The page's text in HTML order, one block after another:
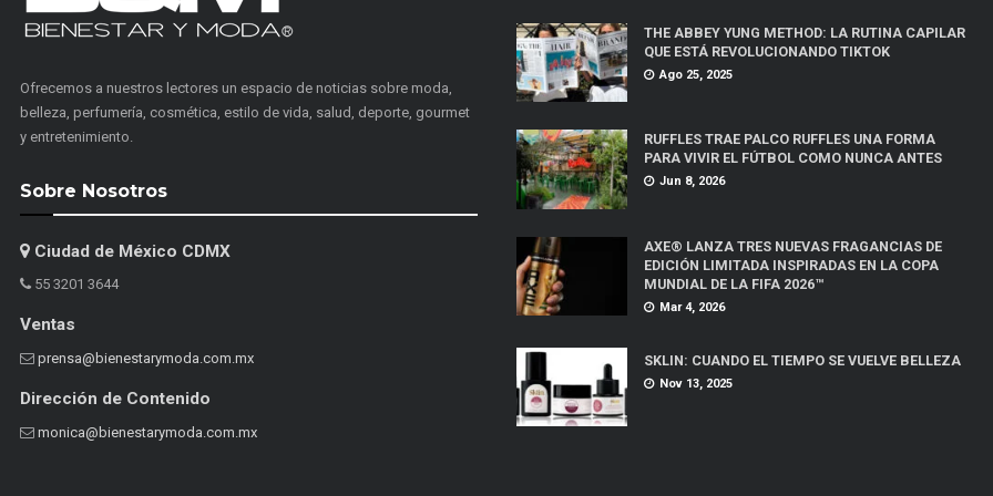
Ofrecemos a nuestros lectores un espacio de noticias sobre moda,
belleza, perfumería, cosmética, estilo de vida, salud, deporte, gourmet
y entretenimiento.
Sobre Nosotros
Ciudad de México CDMX
55 3201 3644
Ventas
prensa@bienestarymoda.com.mx
Dirección de Contenido
monica@bienestarymoda.com.mx
THE ABBEY YUNG METHOD: LA RUTINA CAPILAR
QUE ESTÁ REVOLUCIONANDO TIKTOK
Ago 25, 2025
RUFFLES TRAE PALCO RUFFLES UNA FORMA
PARA VIVIR EL FÚTBOL COMO NUNCA ANTES
Jun 8, 2026
AXE® LANZA TRES NUEVAS FRAGANCIAS DE
EDICIÓN LIMITADA INSPIRADAS EN LA COPA
MUNDIAL DE LA FIFA 2026™
Mar 4, 2026
SKLIN: CUANDO EL TIEMPO SE VUELVE BELLEZA
Nov 13, 2025